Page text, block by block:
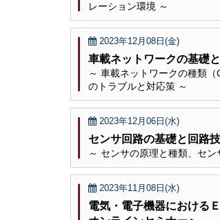
レーション環境 ～
2023年12月08日(金)
車載ネットワークの基礎
～ 車載ネットワークの種類
のトラブルと対応策 ～
2023年12月06日(水)
センサ回路の基礎と回路
～ センサの原理と種類、セ
2023年11月08日(水)
電気・電子機器における